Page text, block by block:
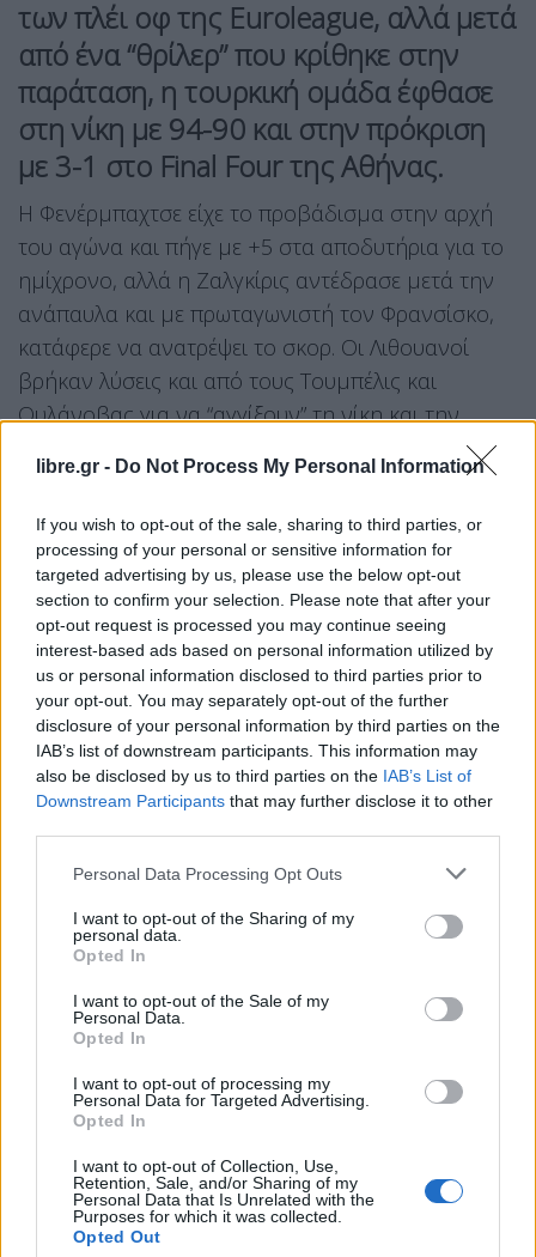
libre.gr - Do Not Process My Personal Information
If you wish to opt-out of the sale, sharing to third parties, or
processing of your personal or sensitive information for
targeted advertising by us, please use the below opt-out
section to confirm your selection. Please note that after your
opt-out request is processed you may continue seeing
interest-based ads based on personal information utilized by
us or personal information disclosed to third parties prior to
your opt-out. You may separately opt-out of the further
disclosure of your personal information by third parties on the
IAB’s list of downstream participants. This information may
also be disclosed by us to third parties on the IAB’s List of
Downstream Participants that may further disclose it to other
Personal Data Processing Opt Outs
I want to opt-out of the Sharing of my
personal data.
Opted In
I want to opt-out of the Sale of my
Personal Data.
Opted In
I want to opt-out of processing my
Personal Data for Targeted Advertising.
Opted In
I want to opt-out of Collection, Use,
Retention, Sale, and/or Sharing of my
Personal Data that Is Unrelated with the
Purposes for which it was collected.
Opted Out
των πλέι οφ της Euroleague, αλλά μετά
από ένα “θρίλερ” που κρίθηκε στην
παράταση, η τουρκική ομάδα έφθασε
στη νίκη με 94-90 και στην πρόκριση
με 3-1 στο Final Four της Αθήνας.
Η Φενέρμπαχτσε είχε το προβάδισμα στην αρχή
του αγώνα και πήγε με +5 στα αποδυτήρια για το
ημίχρονο, αλλά η Ζαλγκίρις αντέδρασε μετά την
ανάπαυλα και με πρωταγωνιστή τον Φρανσίσκο,
κατάφερε να ανατρέψει το σκορ. Οι Λιθουανοί
βρήκαν λύσεις και από τους Τουμπέλις και
Ουλάνοβας για να “αγγίξουν” τη νίκη και την
Μπάλντγουιν στο φινάλε του αγώνα, έστειλε το
ματς στην παράταση με σκορ 80-80.
Εκεί η Ζαλγκίρις έμεινε από δυνάμεις και οι
φοβεροί Χόρτον Τάκερ και Μπάλντγουιν
“καθάρισαν” το ματς για την ομάδα τους,
στέλνοντας τη Φενέρμπαχτσε στο Final Four της
Αθήνας, όπου και θα αντιμετωπίσει τον
Ολυμπιακό στον ημιτελικό.
Facebook Share on X Bluesky
Tags: μπάσκετ Ολυμπιακός
Σχετικά Άρθρα